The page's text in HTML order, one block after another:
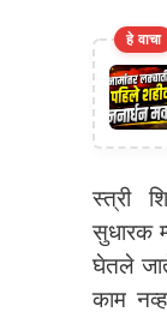
हे वाचा
स्त्री
सुधारक
घेतले
काम